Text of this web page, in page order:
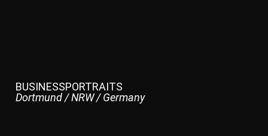
BUSINESSPORTRAITS
Dortmund / NRW / Germany